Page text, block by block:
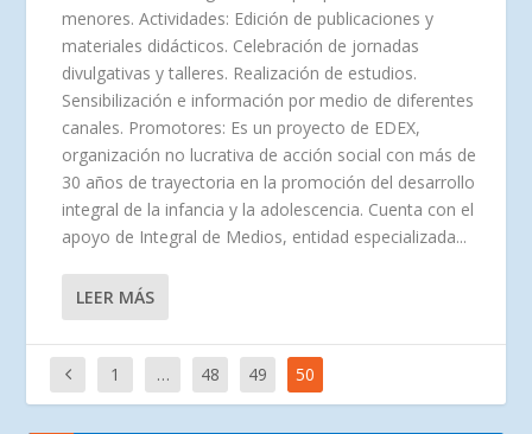
menores. Actividades: Edición de publicaciones y
materiales didácticos. Celebración de jornadas
divulgativas y talleres. Realización de estudios.
Sensibilización e información por medio de diferentes
canales. Promotores: Es un proyecto de EDEX,
organización no lucrativa de acción social con más de
30 años de trayectoria en la promoción del desarrollo
integral de la infancia y la adolescencia. Cuenta con el
apoyo de Integral de Medios, entidad especializada...
LEER MÁS
1 … 48 49 50